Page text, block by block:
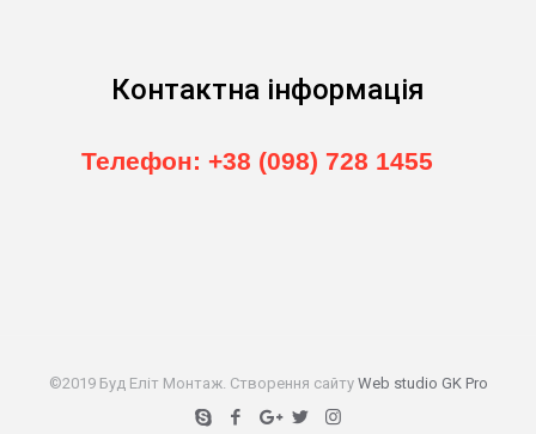
Контактна інформація
Телефон: +38 (098) 728 1455
©2019 Буд Еліт Монтаж. Створення сайту Web studio GK Pro